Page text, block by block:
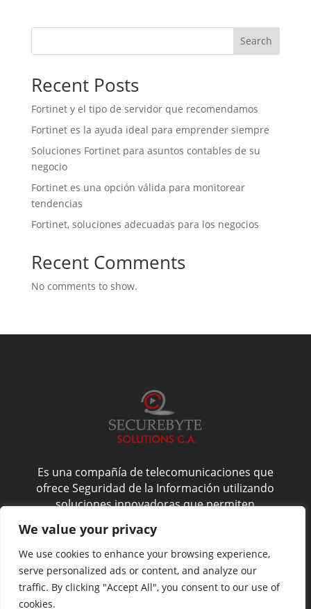
We value your privacy
We use cookies to enhance your browsing experience,
serve personalized ads or content, and analyze our
traffic. By clicking "Accept All", you consent to our use of
cookies.
Search
Recent Posts
Fortinet y el tipo de servidor que recomendamos
Fortinet es la ayuda ideal para emprender siempre
Soluciones Fortinet para asuntos contables de su
negocio
Fortinet es una opción válida para monitorear
tendencias
Fortinet, soluciones adecuadas para los negocios
Recent Comments
No comments to show.
Es una compañía de telecomunicaciones que
ofrece Seguridad de la Información utilizando
soluciones innovadoras que permiten
que nos enfocamos en la confidencialidad,
integridad y disponibilidad del activo más
valioso de su compañía: La Información.